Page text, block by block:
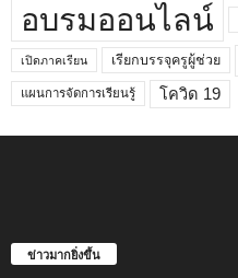
อบรมออนไลน์
เปิดภาคเรียน เรียกบรรจุครูผู้ช่วย
แผนการจัดการเรียนรู้ โควิด 19
ข่าวมากยิ่งขึ้น